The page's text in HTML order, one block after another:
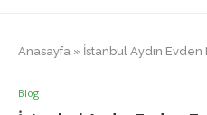
Anasayfa » İstanbul Aydın
Blog